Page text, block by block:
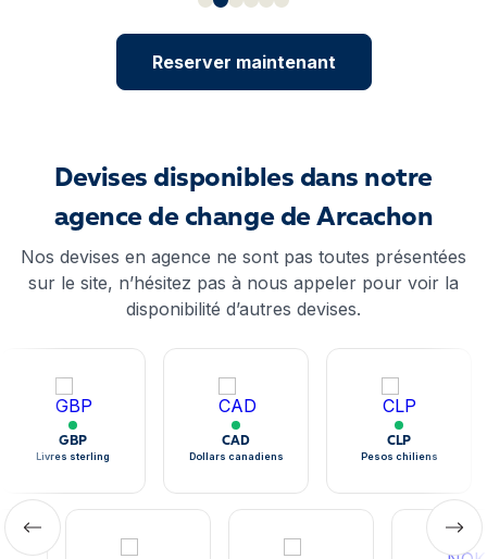
Reserver maintenant
Devises disponibles dans notre
agence de change de Arcachon
Nos devises en agence ne sont pas toutes présentées
sur le site, n’hésitez pas à nous appeler pour voir la
disponibilité d’autres devises.
GBP
Livres sterling
CAD
Dollars canadiens
CLP
Pesos chiliens